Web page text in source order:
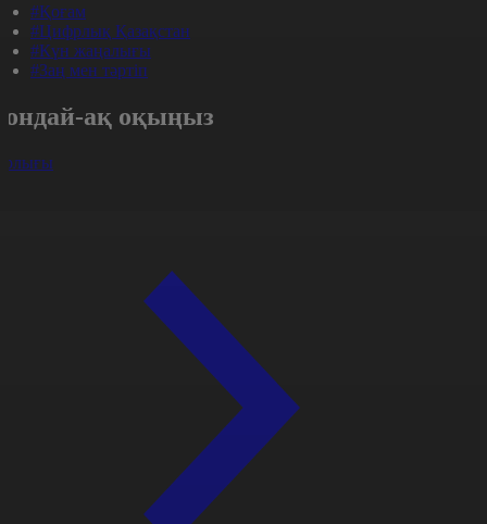
#Қоғам
#Цифрлық Қазақстан
#Күн жаңалығы
#Заң мен тәртіп
ақ оқыңыз